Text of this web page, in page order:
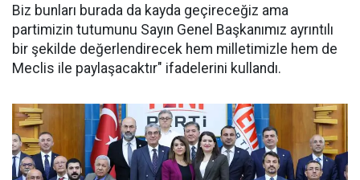
Biz bunları burada da kayda geçireceğiz ama
partimizin tutumunu Sayın Genel Başkanımız ayrıntılı
bir şekilde değerlendirecek hem milletimizle hem de
Meclis ile paylaşacaktır" ifadelerini kullandı.